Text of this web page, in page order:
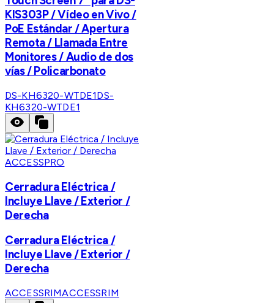
KIS303P / Vídeo en Vivo /
PoE Estándar / Apertura
Remota / Llamada Entre
Monitores / Audio de dos
vías / Policarbonato
DS-KH6320-WTDE1DS-
KH6320-WTDE1
ACCESSPRO
Cerradura Eléctrica /
Incluye Llave / Exterior /
Derecha
Cerradura Eléctrica /
Incluye Llave / Exterior /
Derecha
ACCESSRIMACCESSRIM